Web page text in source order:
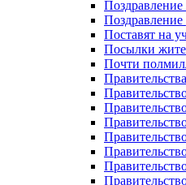
Поставят на
Посылки
Почти